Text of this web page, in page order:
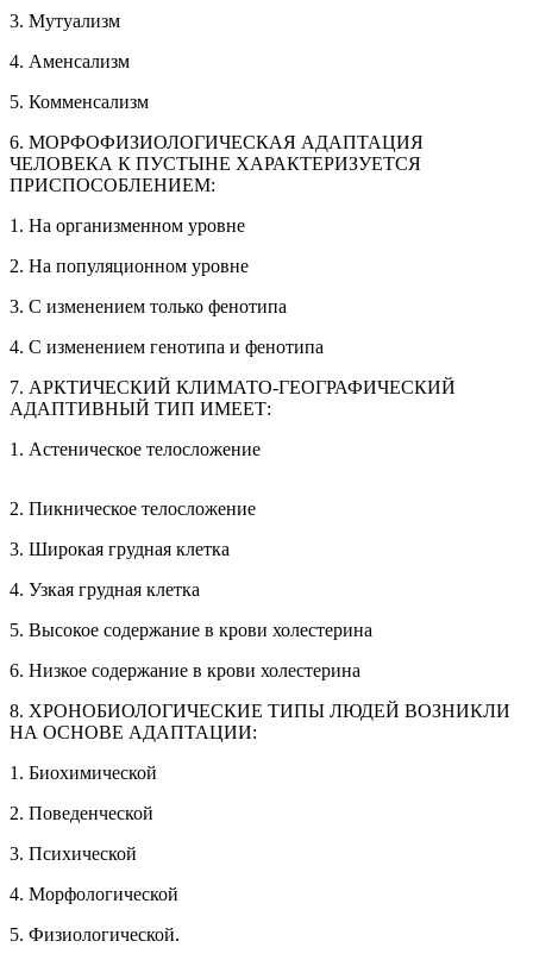
3. Мутуализм
4. Аменсализм
5. Комменсализм
6. МОРФОФИЗИОЛОГИЧЕСКАЯ АДАПТАЦИЯ
ЧЕЛОВЕКА К ПУСТЫНЕ ХАРАКТЕРИЗУЕТСЯ
ПРИСПОСОБЛЕНИЕМ:
1. На организменном уровне
2. На популяционном уровне
3. С изменением только фенотипа
4. С изменением генотипа и фенотипа
7. АРКТИЧЕСКИЙ КЛИМАТО-ГЕОГРАФИЧЕСКИЙ
АДАПТИВНЫЙ ТИП ИМЕЕТ:
1. Астеническое телосложение
2. Пикническое телосложение
3. Широкая грудная клетка
4. Узкая грудная клетка
5. Высокое содержание в крови холестерина
6. Низкое содержание в крови холестерина
8. ХРОНОБИОЛОГИЧЕСКИЕ ТИПЫ ЛЮДЕЙ ВОЗНИКЛИ
НА ОСНОВЕ АДАПТАЦИИ:
1. Биохимической
2. Поведенческой
3. Психической
4. Морфологической
5. Физиологической.